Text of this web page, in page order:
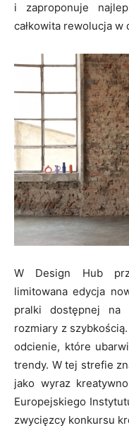
i zaproponuje
całkowita rewolucja w
W Design Hub
limitowana edycja
pralki dostępnej na
rozmiary z
odcienie, które
trendy. W tej strefie
jako wyraz
Europejskiego
zwycięzcy konkursu